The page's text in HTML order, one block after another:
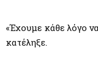
«Έχουμε κάθε λόγο
κατέληξε.